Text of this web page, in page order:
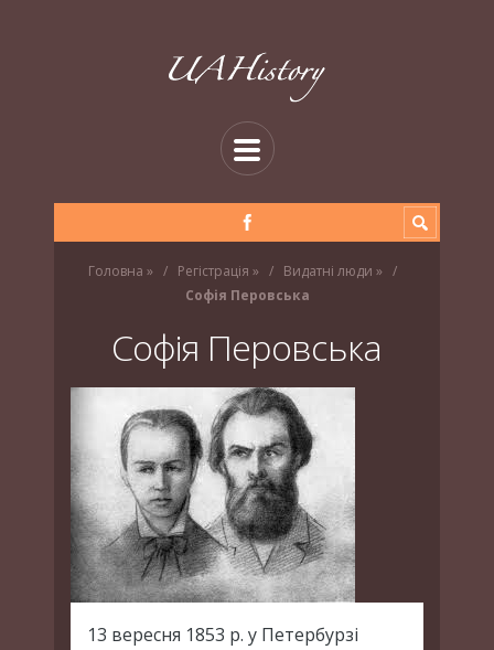
Головна » Регістрація » Видатні люди »
Софія Перовська
Софія Перовська
13 вересня 1853 р. у Петербурзі